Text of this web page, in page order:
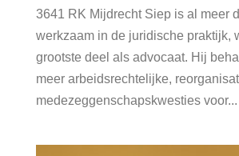
3641 RK Mijdrecht Siep is al meer
werkzaam in de juridische praktijk,
grootste deel als advocaat. Hij
meer arbeidsrechtelijke,
medezeggenschapskwesties voor...